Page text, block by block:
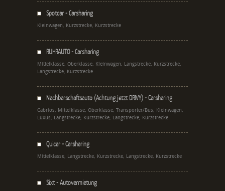
Spotcar - Carsharing
Kleinwagen, Kurzstrecke, Kurzstrecke
RUHRAUTO - Carsharing
Mittelklasse, Oberklasse, Kleinwagen, Langstrecke, Kurzstrecke,
Langstrecke, Kurzstrecke
Nachbarschaftsauto (Achtung jetzt DRIVY) - Carsharing
Cabrios, Mittelklasse, Oberklasse, Transporter/Bus, Kleinwagen,
Luxus, Langstrecke, Kurzstrecke, Langstrecke, Kurzstrecke
Quicar - Carsharing
Mittelklasse, Langstrecke, Kurzstrecke, Langstrecke, Kurzstrecke
Sixt - Autovermietung